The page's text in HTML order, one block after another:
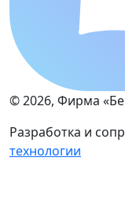
©2026, Фирма
Разработка и
технологии